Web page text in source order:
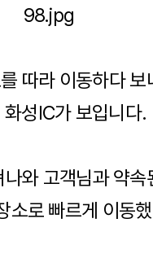
따라 이동하다 보
화성IC가 보입니다.
나와 고객님과 약속
소로 빠르게 이동